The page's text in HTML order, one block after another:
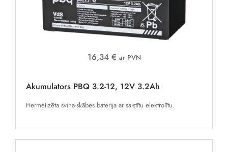
16,34 € ar PVN
Akumulators PBQ 3.2-12, 12V 3.2Ah
Hermetizēta svina-skābes baterija ar saistītu elektrolītu.